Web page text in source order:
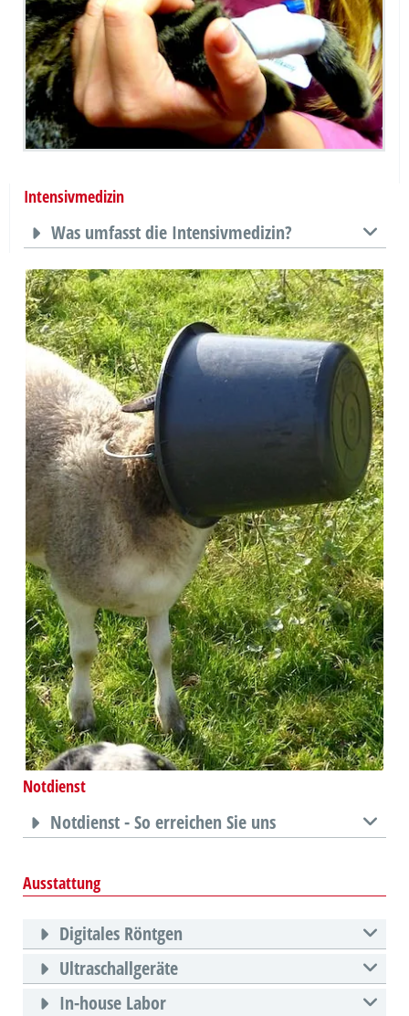
Intensivmedizin
Was umfasst die Intensivmedizin?
Notdienst
Notdienst - So erreichen Sie uns
Ausstattung
Digitales Röntgen
Ultraschallgeräte
In-house Labor